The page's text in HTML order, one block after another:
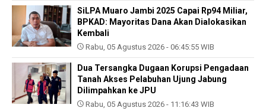
SiLPA Muaro Jambi 2025 Capai Rp94 Miliar,
BPKAD: Mayoritas Dana Akan Dialokasikan
Kembali
Rabu, 05 Agustus 2026 - 06:45:55 WIB
Dua Tersangka Dugaan Korupsi Pengadaan
Tanah Akses Pelabuhan Ujung Jabung
Dilimpahkan ke JPU
Rabu, 05 Agustus 2026 - 11:16:43 WIB